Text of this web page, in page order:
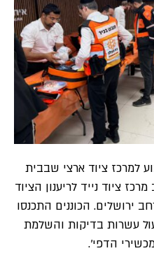
למרכז ציוד ארצי שבבית
ציוד נייד לריענון הציוד
ירושלים. הכוננים התכנסו
עשרות בדיקות והשלמת
הדפי׳.